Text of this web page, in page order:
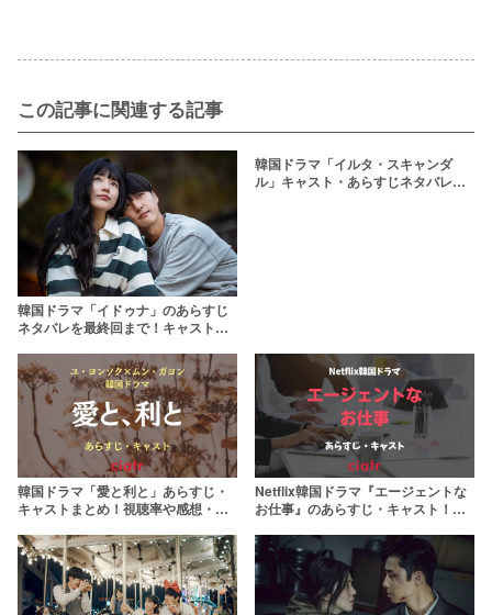
この記事に関連する記事
韓国ドラマ「イドゥナ」のあらすじ
ネタバレを最終回まで！キャスト相
韓国ドラマ「イルタ・スキャンダ
ル」キャスト・あらすじネタバレま
韓国ドラマ「愛と利と」あらすじ・
キャストまとめ！視聴率や感想・
Netflix韓国ドラマ『エージェントな
お仕事』のあらすじ・キャスト！相